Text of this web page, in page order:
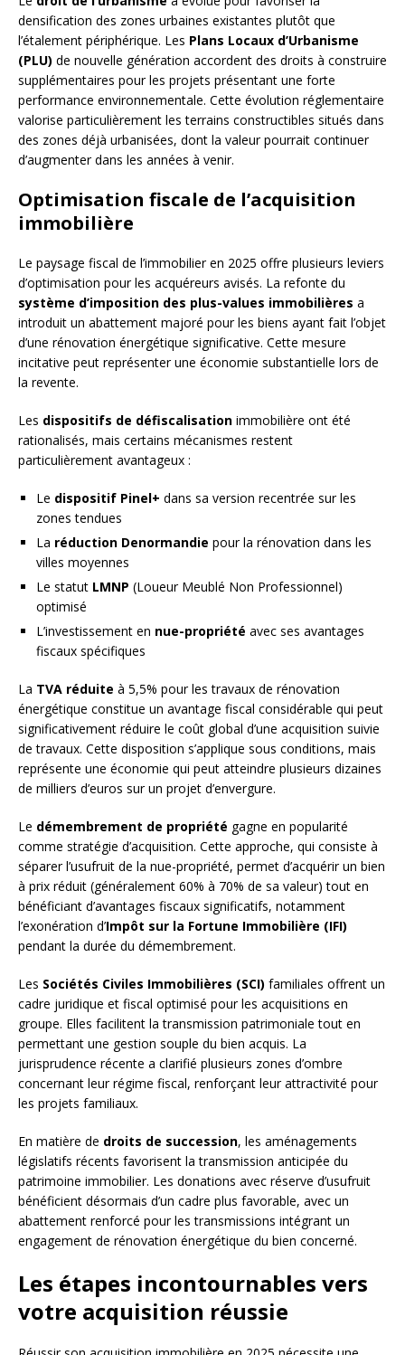
densification des zones urbaines existantes plutôt que
l’étalement périphérique. Les Plans Locaux d’Urbanisme
(PLU) de nouvelle génération accordent des droits à construire
supplémentaires pour les projets présentant une forte
performance environnementale. Cette évolution réglementaire
valorise particulièrement les terrains constructibles situés dans
des zones déjà urbanisées, dont la valeur pourrait continuer
d’augmenter dans les années à venir.
Optimisation fiscale de l’acquisition
immobilière
Le paysage fiscal de l’immobilier en 2025 offre plusieurs leviers
d’optimisation pour les acquéreurs avisés. La refonte du
système d’imposition des plus-values immobilières a
introduit un abattement majoré pour les biens ayant fait l’objet
d’une rénovation énergétique significative. Cette mesure
incitative peut représenter une économie substantielle lors de
la revente.
Les dispositifs de défiscalisation immobilière ont été
rationalisés, mais certains mécanismes restent
particulièrement avantageux :
Le dispositif Pinel+ dans sa version recentrée sur les
zones tendues
La réduction Denormandie pour la rénovation dans les
villes moyennes
Le statut LMNP (Loueur Meublé Non Professionnel)
optimisé
L’investissement en nue-propriété avec ses avantages
fiscaux spécifiques
La TVA réduite à 5,5% pour les travaux de rénovation
énergétique constitue un avantage fiscal considérable qui peut
significativement réduire le coût global d’une acquisition suivie
de travaux. Cette disposition s’applique sous conditions, mais
représente une économie qui peut atteindre plusieurs dizaines
de milliers d’euros sur un projet d’envergure.
Le démembrement de propriété gagne en popularité
comme stratégie d’acquisition. Cette approche, qui consiste à
séparer l’usufruit de la nue-propriété, permet d’acquérir un bien
à prix réduit (généralement 60% à 70% de sa valeur) tout en
bénéficiant d’avantages fiscaux significatifs, notamment
l’exonération d’Impôt sur la Fortune Immobilière (IFI)
pendant la durée du démembrement.
Les Sociétés Civiles Immobilières (SCI) familiales offrent un
cadre juridique et fiscal optimisé pour les acquisitions en
groupe. Elles facilitent la transmission patrimoniale tout en
permettant une gestion souple du bien acquis. La
jurisprudence récente a clarifié plusieurs zones d’ombre
concernant leur régime fiscal, renforçant leur attractivité pour
les projets familiaux.
En matière de droits de succession, les aménagements
législatifs récents favorisent la transmission anticipée du
patrimoine immobilier. Les donations avec réserve d’usufruit
bénéficient désormais d’un cadre plus favorable, avec un
abattement renforcé pour les transmissions intégrant un
engagement de rénovation énergétique du bien concerné.
Les étapes incontournables vers
votre acquisition réussie